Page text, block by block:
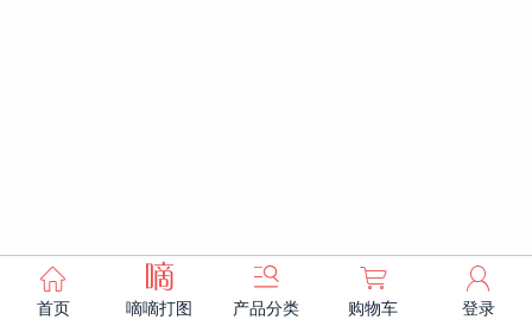

首页

嘀嘀打图

产品分类
㐿
购物车

登录